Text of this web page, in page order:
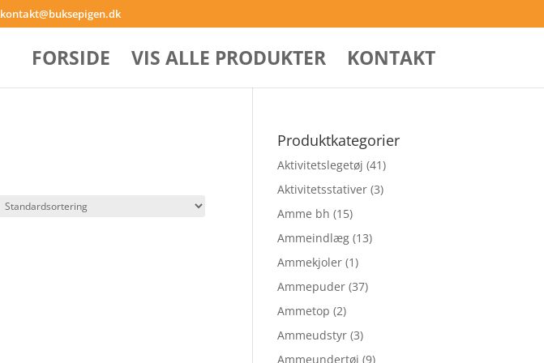
kontakt@buksepigen.dk
FORSIDE VIS ALLE PRODUKTER KONTAKT
Produktkategorier
Aktivitetslegetøj (41)
Aktivitetsstativer (3)
Amme bh (15)
Ammeindlæg (13)
Ammekjoler (1)
Ammepuder (37)
Ammetop (2)
Ammeudstyr (3)
Ammeundertøj (9)